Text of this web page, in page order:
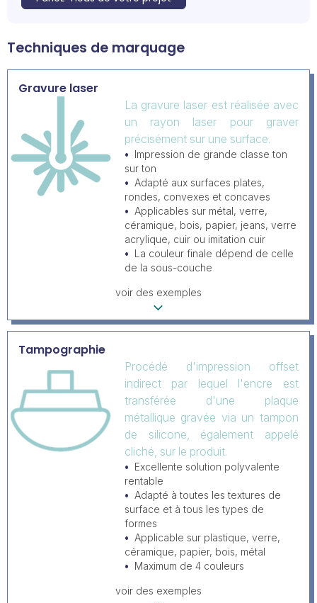
Techniques de marquage
Gravure laser
La gravure laser est réalisée avec
un rayon laser pour graver
précisément sur une surface.
Impression de grande classe ton
sur ton
Adapté aux surfaces plates,
rondes, convexes et concaves
Applicables sur métal, verre,
céramique, bois, papier, jeans, verre
acrylique, cuir ou imitation cuir
La couleur finale dépend de celle
de la sous-couche
voir des exemples
Tampographie
Procédé d'impression offset
indirect par lequel l'encre est
transférée d'une plaque
métallique gravée via un tampon
de silicone, également appelé
cliché, sur le produit.
Excellente solution polyvalente
rentable
Adapté à toutes les textures de
surface et à tous les types de
formes
Applicable sur plastique, verre,
céramique, papier, bois, métal
Maximum de 4 couleurs
voir des exemples